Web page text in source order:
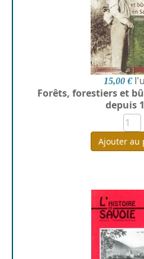
15,00 €
Forêts, forestiers et
depuis
Ajouter au